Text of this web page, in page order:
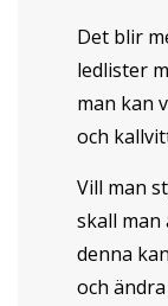
Det blir
ledlister
man kan
och
Vill man
skall man
denna
och